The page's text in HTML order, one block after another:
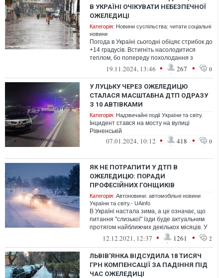
В УКРАЇНІ ОЧІКУВАТИ НЕБЕЗПЕЧНОЇ
ОЖЕЛЕДИЦІ
Категорія: Новини суспільства: читати соціальні
новини
Погода в Україні сьогодні обіцяє стрибок до
+14 градусів. Встигніть насолодитися
теплом, бо попереду похолодання з
чисельними опадами, попереджає Діде...
19.11.2024, 13:46 • 267 • 0
У ЛУЦЬКУ ЧЕРЕЗ ОЖЕЛЕДИЦЮ
СТАЛАСЯ МАСШТАБНА ДТП ОДРАЗУ
З 10 АВТІВКАМИ
Категорія: Надзвичайні події України та світу.
Інцидент стався на мосту на вулиці
Рівненській
07.01.2024, 10:12 • 418 • 0
ЯК НЕ ПОТРАПИТИ У ДТП В
ОЖЕЛЕДИЦЮ: ПОРАДИ
ПРОФЕСІЙНИХ ГОНЩИКІВ
Категорія: Автоновини: автомобільні новини
України та світу.- UAinfo
В Україні настала зима, а це означає, що
питання "слизької" їзди буде актуальним
протягом найближчих декількох місяців. У
зв'язку з цим досвідчені вод...
12.12.2021, 12:37 • 1261 • 2
ЛЬВІВ'ЯНКА ВІДСУДИЛА 18 ТИСЯЧ
ГРН КОМПЕНСАЦІЇ ЗА ПАДІННЯ ПІД
ЧАС ОЖЕЛЕДИЦІ